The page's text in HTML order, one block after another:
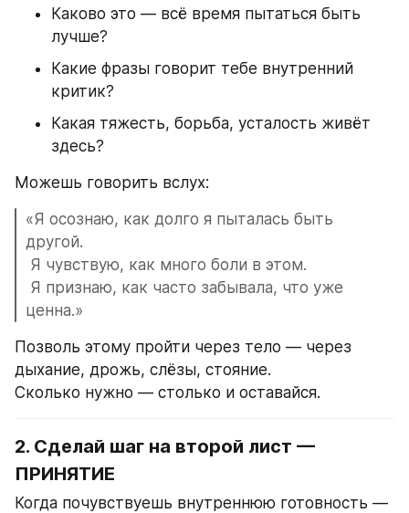
Каково это — всё время пытаться быть
лучше?
Какие фразы говорит тебе внутренний
критик?
Какая тяжесть, борьба, усталость живёт
здесь?
Можешь говорить вслух:
«Я осознаю, как долго я пыталась быть
другой.
Я чувствую, как много боли в этом.
ценна.»
Позволь этому пройти через тело — через
дыхание, дрожь, слёзы, стояние.
Сколько нужно — столько и оставайся.
2. Сделай шаг на второй лист —
ПРИНЯТИЕ
Когда почувствуешь внутреннюю готовность —